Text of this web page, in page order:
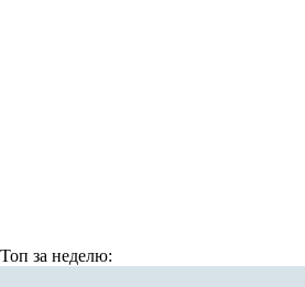
Топ за неделю: